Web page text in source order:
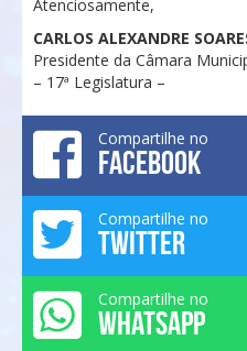
Atenciosamente,
CARLOS ALEXANDRE
Presidente da Câmara
– 17ª Legislatura –
Compartilhe no
FACEBOOK
Compartilhe no
TWITTER
Compartilhe no
WHATSAPP